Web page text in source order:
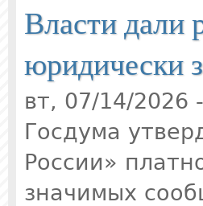
Власти дали
юридически
вт, 07/14/2026
Госдума
России»
значимых